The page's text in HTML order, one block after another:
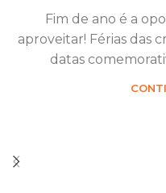
Fim de ano é a
aproveitar! Férias das
datas